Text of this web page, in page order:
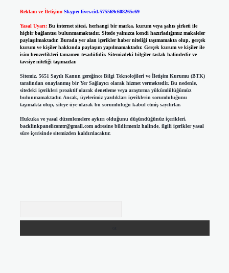
Reklam ve İletişim: Skype: live:.cid.575569c608265c69
Yasal Uyarı: Bu internet sitesi, herhangi bir marka, kurum veya şahıs şirketi ile
hiçbir bağlantısı bulunmamaktadır. Sitede yalnızca kendi hazırladığımız makaleler
paylaşılmaktadır. Burada yer alan içerikler haber niteliği taşımamakta olup, gerçek
kurum ve kişiler hakkında paylaşım yapılmamaktadır. Gerçek kurum ve kişiler ile
isim benzerlikleri tamamen tesadüfidir. Sitemizdeki bilgiler taslak halindedir ve
tavsiye niteliği taşımazlar.
Sitemiz, 5651 Sayılı Kanun gereğince Bilgi Teknolojileri ve İletişim Kurumu (BTK)
tarafından onaylanmış bir Yer Sağlayıcı olarak hizmet vermektedir. Bu nedenle,
sitedeki içerikleri proaktif olarak denetleme veya araştırma yükümlülüğümüz
bulunmamaktadır. Ancak, üyelerimiz yazdıkları içeriklerin sorumluluğunu
taşımakta olup, siteye üye olarak bu sorumluluğu kabul etmiş sayılırlar.
Hukuka ve yasal düzenlemelere aykırı olduğunu düşündüğünüz içerikleri,
backlinkpanelicomtr@gmail.comadresine bildirmeniz halinde, ilgili içerikler yasal
süre içerisinde sitemizden kaldırılacaktır.